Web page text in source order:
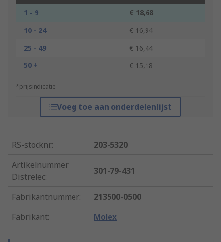
1 - 9
€ 18,68
10 - 24
€ 16,94
25 - 49
€ 16,44
50 +
€ 15,18
*prijsindicatie
Voeg toe aan onderdelenlijst
RS-stocknr.:
203-5320
Artikelnummer
Distrelec:
301-79-431
Fabrikantnummer:
213500-0500
Fabrikant: Molex